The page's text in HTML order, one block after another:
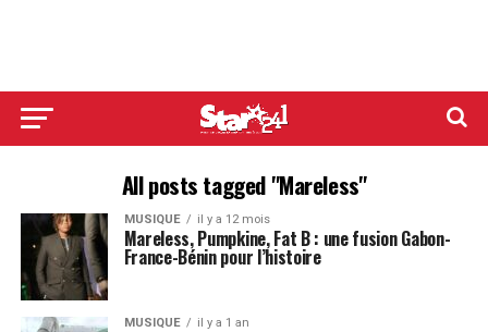
All posts tagged "Mareless"
MUSIQUE il y a 12 mois
Mareless, Pumpkine, Fat B : une fusion Gabon-
France-Bénin pour l’histoire
MUSIQUE il y a 1 an